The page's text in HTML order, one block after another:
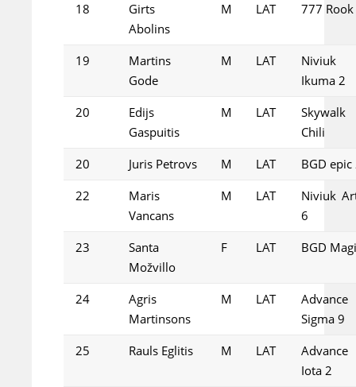
18
Girts
Abolins
M LAT 777
19
Martins
Gode
M LAT
Niviuk
Ikuma 2
20
Edijs
Gaspuitis
M LAT
Skywalk
Chili
20
Juris Petrovs M LAT
BGD epic
22
Maris
Vancans
M LAT
Niviuk
6
23
Santa
Možvillo
F LAT BGD
24
Agris
Martinsons
M LAT
Advance
Sigma 9
25
Rauls Eglitis M LAT
Advance
Iota 2